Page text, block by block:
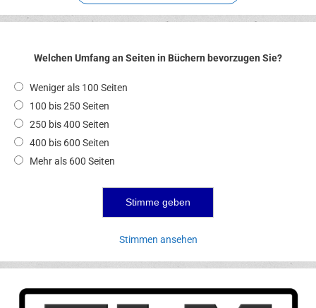
Welchen Umfang an Seiten in Büchern bevorzugen Sie?
Weniger als 100 Seiten
100 bis 250 Seiten
250 bis 400 Seiten
400 bis 600 Seiten
Mehr als 600 Seiten
Stimmen ansehen